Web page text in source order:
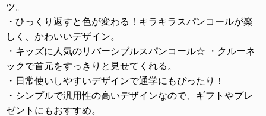
ツ。
・ひっくり返すと色が変わる！キラキラスパンコールが楽
しく、かわいいデザイン。
・キッズに人気のリバーシブルスパンコール☆ ・クルーネ
ックで首元をすっきりと見せてくれる。
・日常使いしやすいデザインで通学にもぴったり！
・シンプルで汎用性の高いデザインなので、ギフトやプレ
ゼントにもおすすめ。